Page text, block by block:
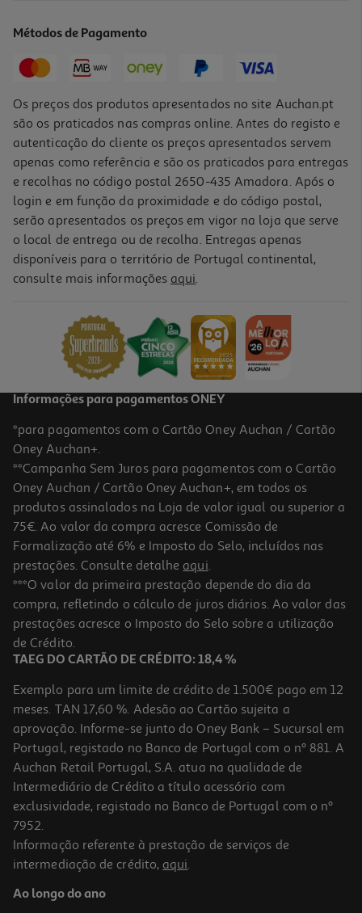
Métodos de Pagamento
Os preços dos produtos apresentados no site Auchan.pt
são os praticados nas compras online. Antes do registo e
autenticação do cliente os preços apresentados servem
apenas como referência e são os praticados para entregas
e recolhas no código postal 2650-435 Amadora. Após o
login e em função da proximidade e do código postal,
serão apresentados os preços em vigor na loja que serve
o local de entrega ou de recolha. Entregas apenas
disponíveis para o território de Portugal continental,
consulte mais informações aqui.
Informações para pagamentos ONEY
*para pagamentos com o Cartão Oney Auchan / Cartão
Oney Auchan+.
**Campanha Sem Juros para pagamentos com o Cartão
Oney Auchan / Cartão Oney Auchan+, em todos os
produtos assinalados na Loja de valor igual ou superior a
75€. Ao valor da compra acresce Comissão de
Formalização até 6% e Imposto do Selo, incluídos nas
prestações. Consulte detalhe aqui.
***O valor da primeira prestação depende do dia da
compra, refletindo o cálculo de juros diários. Ao valor das
prestações acresce o Imposto do Selo sobre a utilização
de Crédito.
TAEG DO CARTÃO DE CRÉDITO: 18,4 %
Exemplo para um limite de crédito de 1.500€ pago em 12
meses. TAN 17,60 %. Adesão ao Cartão sujeita a
aprovação. Informe-se junto do Oney Bank – Sucursal em
Portugal, registado no Banco de Portugal com o nº 881. A
Auchan Retail Portugal, S.A. atua na qualidade de
Intermediário de Crédito a título acessório com
exclusividade, registado no Banco de Portugal com o nº
7952.
Informação referente à prestação de serviços de
intermediação de crédito, aqui.
Ao longo do ano